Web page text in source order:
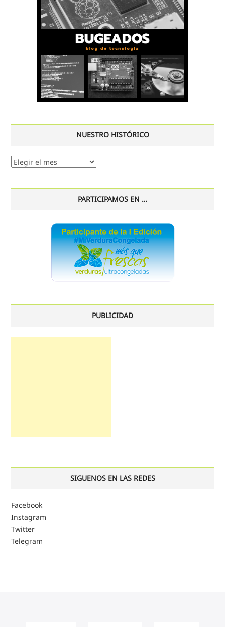
NUESTRO HISTÓRICO
Nuestro
PARTICIPAMOS EN …
PUBLICIDAD
SIGUENOS EN LAS REDES
Facebook
Instagram
Twitter
Telegram